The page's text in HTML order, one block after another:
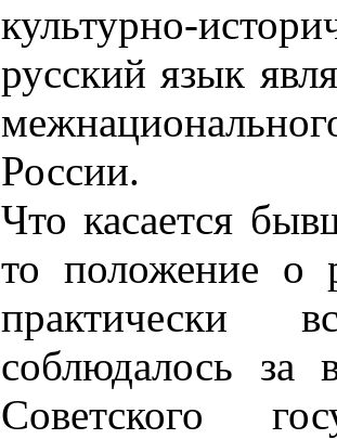
культурно-
русский язык
России.
Что касается
то положение о
практически
соблюдалось за
Советского